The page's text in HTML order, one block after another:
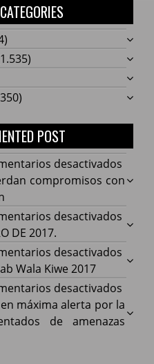
POST
desactivados
Cauca
con
de
compromisos con
desactivados
ACIN
DE
DE 2017.
desactivados
Hacía
Wala Kiwe 2017
desactivados
máxima alerta por la
de amenazas